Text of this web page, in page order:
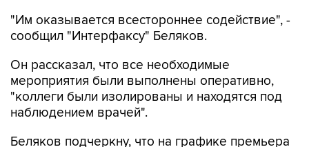
"Им оказывается всестороннее содействие", -
сообщил "Интерфаксу" Беляков.
Он рассказал, что все необходимые
мероприятия были выполнены оперативно,
"коллеги были изолированы и находятся под
наблюдением врачей".
Беляков подчеркну, что на графике премьера